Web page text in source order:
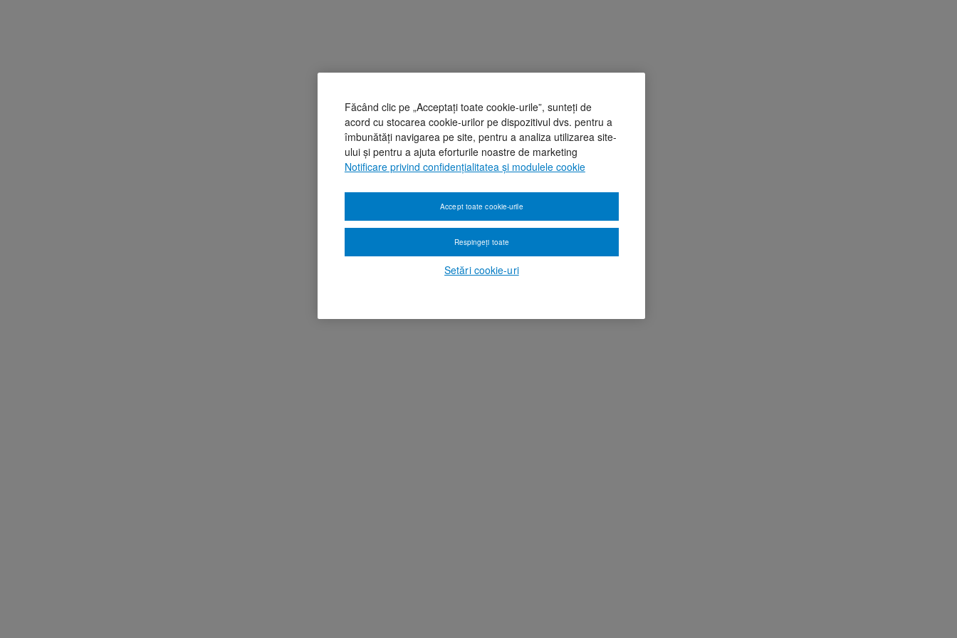
Făcând clic pe „Acceptați toate cookie-urile”, sunteți de
acord cu stocarea cookie-urilor pe dispozitivul dvs. pentru a
îmbunătăți navigarea pe site, pentru a analiza utilizarea site-
ului și pentru a ajuta eforturile noastre de marketing
Notificare privind confidențialitatea și modulele cookie
Setări cookie-uri
Respingeți toate
Accept toate cookie-urile